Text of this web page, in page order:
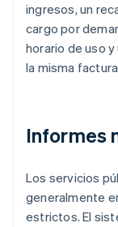
ingresos, un
cargo por
horario de uso
la misma
Informes
Los servicios
generalmente
estrictos. El